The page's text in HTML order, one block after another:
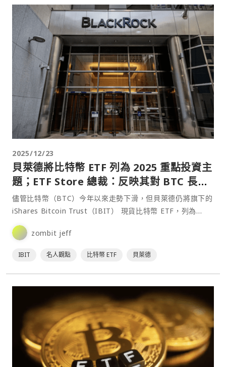
2025/12/23
貝萊德將比特幣 ETF 列為 2025 重點投資主
題；ETF Store 總裁：反映其對 BTC 長期
配置的加碼押注
儘管比特幣（BTC）今年以來走勢下滑，但貝萊德仍將旗下的
iShares Bitcoin Trust（IBIT） 現貨比特幣 ETF，列為
2025 年三大投資主題⋯
zombit jeff
IBIT 名人觀點 比特幣 ETF 貝萊德